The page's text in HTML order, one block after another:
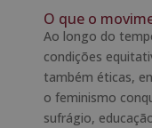
O que o
Ao longo do
condições
também éticas,
o feminismo
sufrágio,